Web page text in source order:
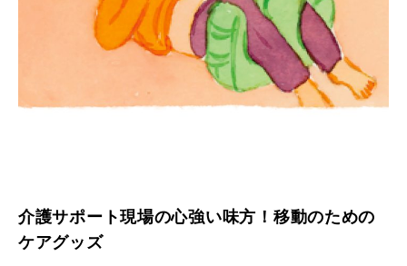
介護サポート現場の心強い味方！移動のための
ケアグッズ